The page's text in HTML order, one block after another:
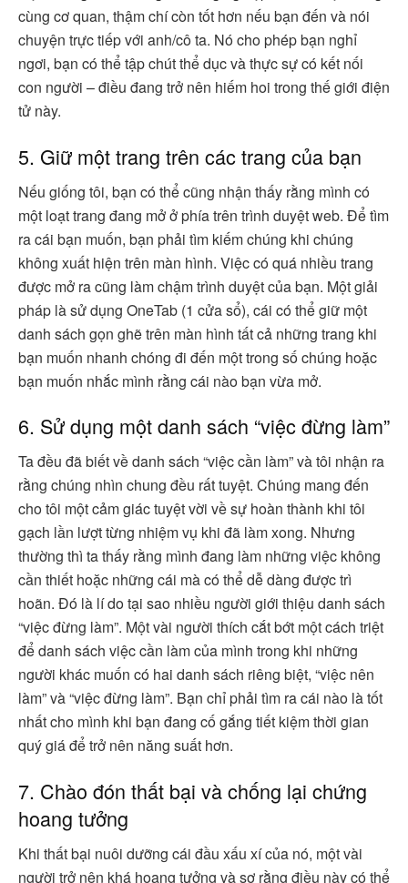
cùng cơ quan, thậm chí còn tốt hơn nếu bạn đến và nói
chuyện trực tiếp với anh/cô ta. Nó cho phép bạn nghỉ
ngơi, bạn có thể tập chút thể dục và thực sự có kết nối
con người – điều đang trở nên hiếm hoi trong thế giới điện
tử này.
5. Giữ một trang trên các trang của bạn
Nếu giống tôi, bạn có thể cũng nhận thấy rằng mình có
một loạt trang đang mở ở phía trên trình duyệt web. Để tìm
ra cái bạn muốn, bạn phải tìm kiếm chúng khi chúng
không xuất hiện trên màn hình. Việc có quá nhiều trang
được mở ra cũng làm chậm trình duyệt của bạn. Một giải
pháp là sử dụng OneTab (1 cửa sổ), cái có thể giữ một
danh sách gọn ghẽ trên màn hình tất cả những trang khi
bạn muốn nhanh chóng đi đến một trong số chúng hoặc
bạn muốn nhắc mình rằng cái nào bạn vừa mở.
6. Sử dụng một danh sách “việc đừng làm”
Ta đều đã biết về danh sách “việc cần làm” và tôi nhận ra
rằng chúng nhìn chung đều rất tuyệt. Chúng mang đến
cho tôi một cảm giác tuyệt vời về sự hoàn thành khi tôi
gạch lần lượt từng nhiệm vụ khi đã làm xong. Nhưng
thường thì ta thấy rằng mình đang làm những việc không
cần thiết hoặc những cái mà có thể dễ dàng được trì
hoãn. Đó là lí do tại sao nhiều người giới thiệu danh sách
“việc đừng làm”. Một vài người thích cắt bớt một cách triệt
để danh sách việc cần làm của mình trong khi những
người khác muốn có hai danh sách riêng biệt, “việc nên
làm” và “việc đừng làm”. Bạn chỉ phải tìm ra cái nào là tốt
nhất cho mình khi bạn đang cố gắng tiết kiệm thời gian
quý giá để trở nên năng suất hơn.
7. Chào đón thất bại và chống lại chứng
hoang tưởng
Khi thất bại nuôi dưỡng cái đầu xấu xí của nó, một vài
người trở nên khá hoang tưởng và sợ rằng điều này có thể